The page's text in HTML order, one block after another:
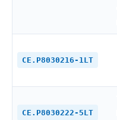
CE.P8030216-1LT
CE.P8030222-5LT